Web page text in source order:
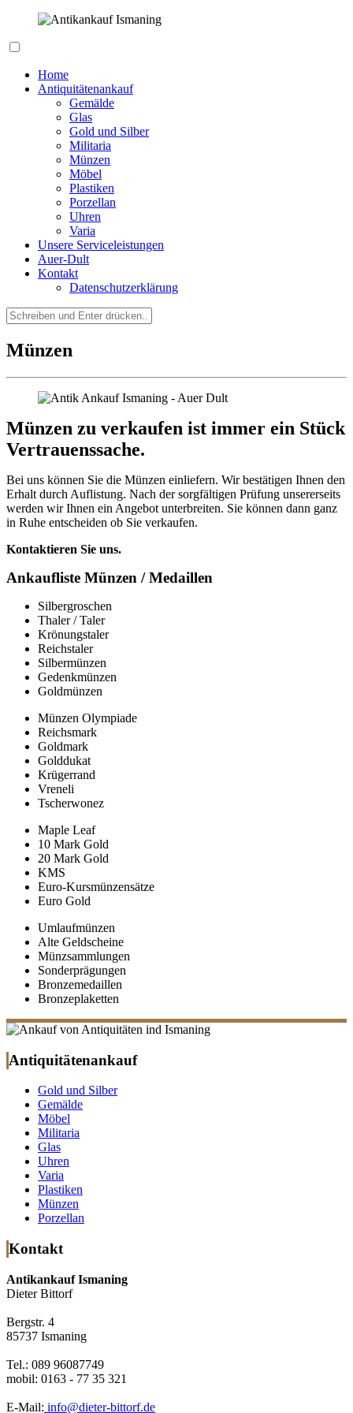
springen
Home
Antiquitätenankauf
Gemälde
Glas
Gold und Silber
Militaria
Münzen
Möbel
Plastiken
Porzellan
Uhren
Varia
Unsere Serviceleistungen
Auer-Dult
Kontakt
Datenschutzerklärung
Suchen
nach:
Münzen
Münzen zu verkaufen ist immer ein Stück
Vertrauenssache.
Bei uns können Sie die Münzen einliefern. Wir bestätigen Ihnen den
Erhalt durch Auflistung. Nach der sorgfältigen Prüfung unsererseits
werden wir Ihnen ein Angebot unterbreiten. Sie können dann ganz
in Ruhe entscheiden ob Sie verkaufen.
Kontaktieren Sie uns.
Ankaufliste Münzen / Medaillen
Silbergroschen
Thaler / Taler
Krönungstaler
Reichstaler
Silbermünzen
Gedenkmünzen
Goldmünzen
Münzen Olympiade
Reichsmark
Goldmark
Golddukat
Krügerrand
Vreneli
Tscherwonez
Maple Leaf
10 Mark Gold
20 Mark Gold
KMS
Euro-Kursmünzensätze
Euro Gold
Umlaufmünzen
Alte Geldscheine
Münzsammlungen
Sonderprägungen
Bronzemedaillen
Bronzeplaketten
Antiquitätenankauf
Gold und Silber
Gemälde
Möbel
Militaria
Glas
Uhren
Varia
Plastiken
Münzen
Porzellan
Kontakt
Antikankauf Ismaning
Dieter Bittorf
Bergstr. 4
85737 Ismaning
Tel.: 089 96087749
mobil: 0163 - 77 35 321
E-Mail: info@dieter-bittorf.de